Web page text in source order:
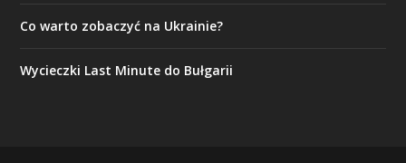
Co warto zobaczyć na Ukrainie?
Wycieczki Last Minute do Bułgarii